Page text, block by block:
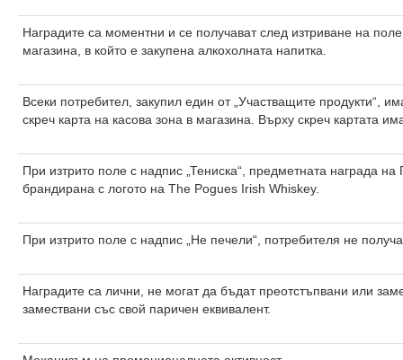
Наградите са моментни и се получават след изтриване на
магазина, в който е закупена алкохолната напитка.
Всеки потребител, закупил един от „Участващите продукти“,
скреч карта на касова зона в магазина. Върху скреч картата
При изтрито поле с надпис „Тениска“, предметната награда
брандирана с логото на The Pogues Irish Whiskey.
При изтрито поле с надпис „Не печели“, потребителя не
Наградите са лични, не могат да бъдат преотстъпвани или
замествани със свой паричен еквивалент.